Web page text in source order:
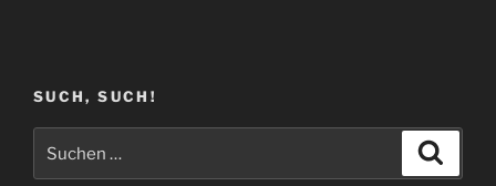
SUCH, SUCH!